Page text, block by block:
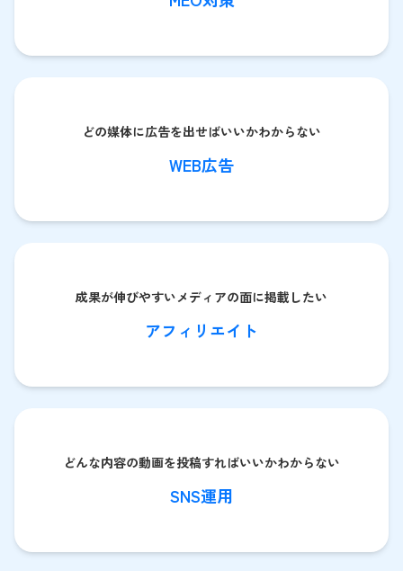
どの媒体に広告を出せばいいかわからない
WEB広告
成果が伸びやすいメディアの面に掲載したい
アフィリエイト
どんな内容の動画を投稿すればいいかわからない
SNS運用